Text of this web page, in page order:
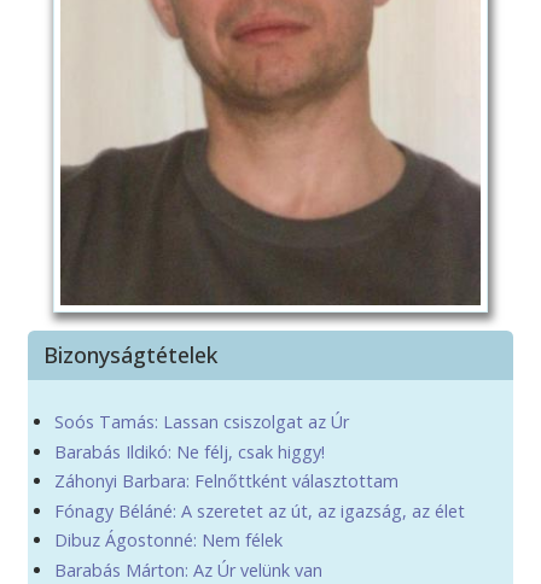
Bizonyságtételek
Soós Tamás: Lassan csiszolgat az Úr
Barabás Ildikó: Ne félj, csak higgy!
Záhonyi Barbara: Felnőttként választottam
Fónagy Béláné: A szeretet az út, az igazság, az élet
Dibuz Ágostonné: Nem félek
Barabás Márton: Az Úr velünk van